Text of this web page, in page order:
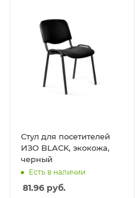
Стул для посетителей
ИЗО BLACK, экокожа,
черный
Есть в наличии
81.96 руб.